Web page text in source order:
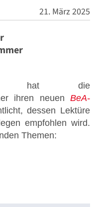
21. März 2025
hat die
ihren neuen BeA-
dessen Lektüre
empfohlen wird.
Themen: